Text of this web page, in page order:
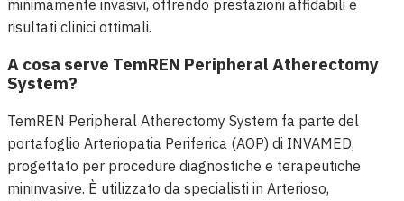
minimamente invasivi, offrendo prestazioni affidabili e
risultati clinici ottimali.
A cosa serve TemREN Peripheral Atherectomy
System?
TemREN Peripheral Atherectomy System fa parte del
portafoglio Arteriopatia Periferica (AOP) di INVAMED,
progettato per procedure diagnostiche e terapeutiche
mininvasive. È utilizzato da specialisti in Arterioso,